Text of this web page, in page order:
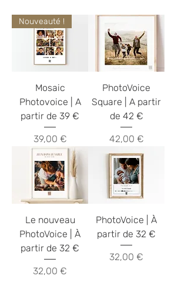
Nouveauté !
Mosaic
Photovoice | A
partir de 39 €
Prix
39,00 €
PhotoVoice
Square | A partir
de 42 €
Prix
42,00 €
Le nouveau
PhotoVoice | À
partir de 32 €
Prix
32,00 €
PhotoVoice | À
partir de 32 €
Prix
32,00 €